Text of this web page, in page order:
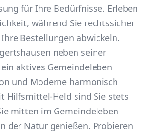
für Ihre Bedürfnisse. Erleben
während Sie rechtssicher
Bestellungen abwickeln.
neben seiner
aktives Gemeindeleben
und Moderne harmonisch
Hilfsmittel-Held sind Sie stets
mitten im Gemeindeleben
der Natur genießen. Probieren